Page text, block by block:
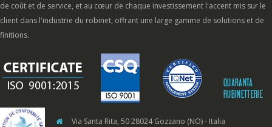
de coût et de service, et au cœur de chaque investissement l'accent mis sur le
client dans l'industrie du robinet, offrant une large gamme de solutions et de
finitions.
QUARANTA
RUBINETTERIE
Via Santa Rita, 50 28024 Gozzano (NO) - Italia